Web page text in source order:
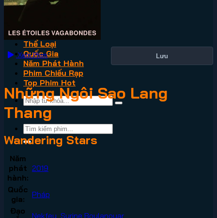
Phim Bộ
Thể Loại
Quốc Gia
Năm Phát Hành
Phim Chiếu Rạp
Top Phim Hot
Xem Phim Lưu
Những Ngôi Sao Lang
Thang
Wandering Stars
Năm
phát
hành:
2019
Quốc
gia:
Pháp
Đạo
Nekfeu Syrine Boulanouar,